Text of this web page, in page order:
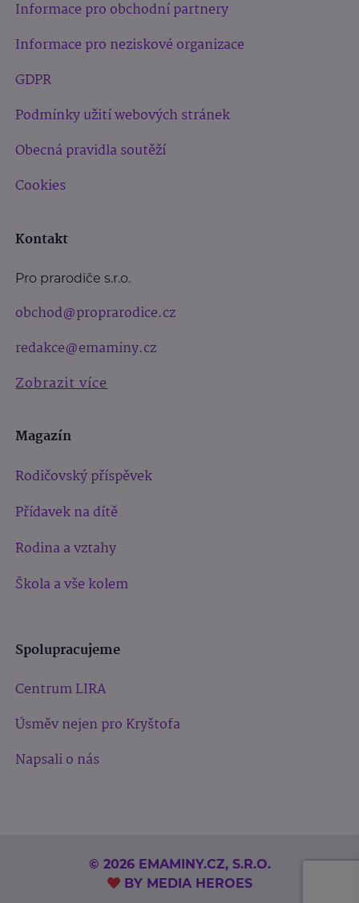
Informace pro obchodní partnery
Informace pro neziskové organizace
GDPR
Podmínky užití webových stránek
Obecná pravidla soutěží
Cookies
Kontakt
Pro prarodiče s.r.o.
obchod@proprarodice.cz
redakce@emaminy.cz
Zobrazit více
Magazín
Rodičovský příspěvek
Přídavek na dítě
Rodina a vztahy
Škola a vše kolem
Spolupracujeme
Centrum LIRA
Úsměv nejen pro Kryštofa
Napsali o nás
© 2026 EMAMINY.CZ, S.R.O.
BY MEDIA HEROES